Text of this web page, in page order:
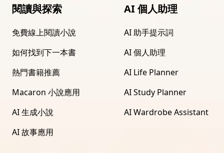
閱讀與探索
免費線上閱讀小說
如何找到下一本書
熱門書籍推薦
Macaron 小說應用
AI 生成小說
AI 故事應用
AI 個人助理
AI 助手提示詞
AI 個人助理
AI Life Planner
AI Study Planner
AI Wardrobe Assistant